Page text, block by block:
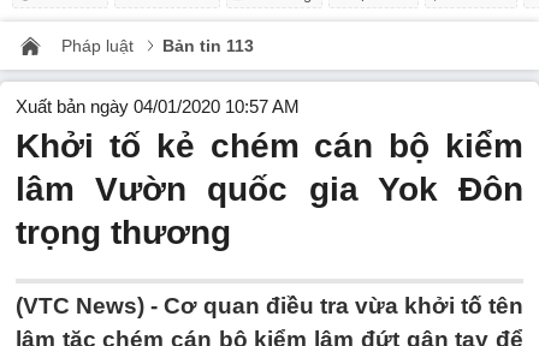
Pháp luật Bản tin 113
Xuất bản ngày 04/01/2020 10:57 AM
Khởi tố kẻ chém cán bộ kiểm
lâm Vườn quốc gia Yok Đôn
trọng thương
(VTC News) - Cơ quan điều tra vừa khởi tố tên
lâm tặc chém cán bộ kiểm lâm đứt gân tay để